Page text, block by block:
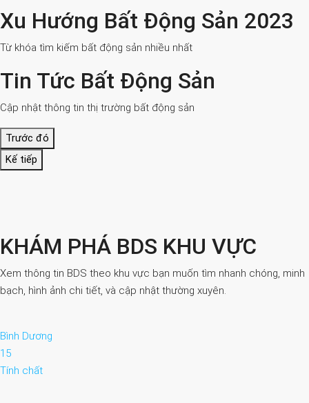
Xu Hướng Bất Động Sản 2023
Từ khóa tìm kiếm bất động sản nhiều nhất
Tin Tức Bất Động Sản
Cập nhật thông tin thị trường bất động sản
Trước đó
Kế tiếp
KHÁM PHÁ BDS KHU VỰC
Xem thông tin BDS theo khu vực bạn muốn tìm nhanh chóng, minh
bạch, hình ảnh chi tiết, và cập nhật thường xuyên.
Bình Dương
15
Tính chất